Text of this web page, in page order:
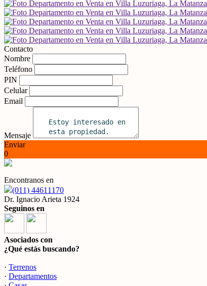
Contacto
Nombre
Teléfono
PIN
Celular
Email
Mensaje
Enviar
0
Encontranos en
(011) 44611170
Dr. Ignacio Arieta 1924
Seguinos en
Asociados con
¿Qué estás buscando?
· Terrenos
· Departamentos